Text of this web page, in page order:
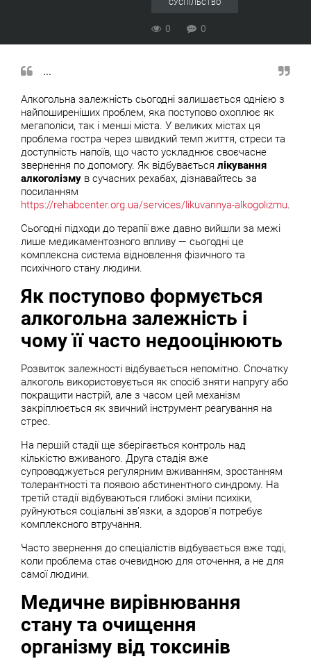
СУСПІЛЬСТВО
0 0
...
Алкогольна залежність сьогодні залишається однією з
найпоширеніших проблем, яка поступово охоплює як
мегаполіси, так і менші міста. У великих містах ця
проблема гостра через швидкий темп життя, стреси та
доступність напоїв, що часто ускладнює своєчасне
звернення по допомогу. Як відбувається лікування
алкоголізму в сучасних рехабах, дізнавайтесь за
посиланням
https://rehabcenter.org.ua/services/likuvannya-alkogolizmu.
Сьогодні підходи до терапії вже давно вийшли за межі
лише медикаментозного впливу — сьогодні це
комплексна система відновлення фізичного та
психічного стану людини.
Як поступово формується
алкогольна залежність і
чому її часто недооцінюють
Розвиток залежності відбувається непомітно. Спочатку
алкоголь використовується як спосіб зняти напругу або
покращити настрій, але з часом цей механізм
закріплюється як звичний інструмент реагування на
стрес.
На першій стадії ще зберігається контроль над
кількістю вживаного. Друга стадія вже
супроводжується регулярним вживанням, зростанням
толерантності та появою абстинентного синдрому. На
третій стадії відбуваються глибокі зміни психіки,
руйнуються соціальні зв’язки, а здоров’я потребує
комплексного втручання.
Часто звернення до спеціалістів відбувається вже тоді,
коли проблема стає очевидною для оточення, а не для
самої людини.
Медичне вирівнювання
стану та очищення
організму від токсинів